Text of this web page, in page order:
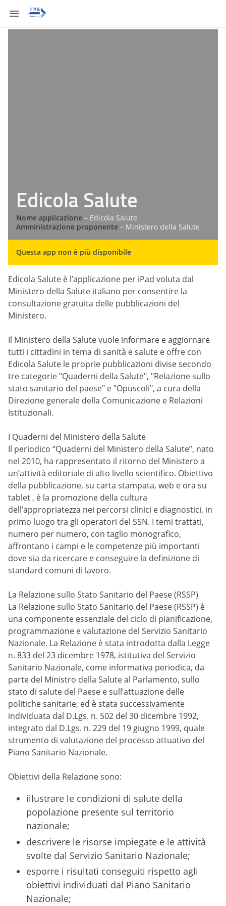
Edicola Salute
Nome applicazione – Edicola Salute
Amministrazione proponente – Ministero della Salute
Questa app non è più disponibile
Edicola Salute è l’applicazione per iPad voluta dal
Ministero della Salute italiano per consentire la
consultazione gratuita delle pubblicazioni del
Ministero.
Il Ministero della Salute vuole informare e aggiornare
tutti i cittadini in tema di sanità e salute e offre con
Edicola Salute le proprie pubblicazioni divise secondo
tre categorie "Quaderni della Salute", "Relazione sullo
stato sanitario del paese" e "Opuscoli", a cura della
Direzione generale della Comunicazione e Relazioni
Istituzionali.
I Quaderni del Ministero della Salute
Il periodico “Quaderni del Ministero della Salute”, nato
nel 2010, ha rappresentato il ritorno del Ministero a
un’attività editoriale di alto livello scientifico. Obiettivo
della pubblicazione, su carta stampata, web e ora su
tablet , è la promozione della cultura
dell’appropriatezza nei percorsi clinici e diagnostici, in
primo luogo tra gli operatori del SSN. I temi trattati,
numero per numero, con taglio monografico,
affrontano i campi e le competenze più importanti
dove sia da ricercare e conseguire la definizione di
standard comuni di lavoro.
La Relazione sullo Stato Sanitario del Paese (RSSP)
La Relazione sullo Stato Sanitario del Paese (RSSP) è
una componente essenziale del ciclo di pianificazione,
programmazione e valutazione del Servizio Sanitario
Nazionale. La Relazione è stata introdotta dalla Legge
n. 833 del 23 dicembre 1978, istitutiva del Servizio
Sanitario Nazionale, come informativa periodica, da
parte del Ministro della Salute al Parlamento, sullo
stato di salute del Paese e sull’attuazione delle
politiche sanitarie, ed è stata successivamente
individuata dal D.Lgs. n. 502 del 30 dicembre 1992,
integrato dal D.Lgs. n. 229 del 19 giugno 1999, quale
strumento di valutazione del processo attuativo del
Piano Sanitario Nazionale.
Obiettivi della Relazione sono:
illustrare le condizioni di salute della
popolazione presente sul territorio
nazionale;
descrivere le risorse impiegate e le attività
svolte dal Servizio Sanitario Nazionale;
esporre i risultati conseguiti rispetto agli
obiettivi individuati dal Piano Sanitario
Nazionale;